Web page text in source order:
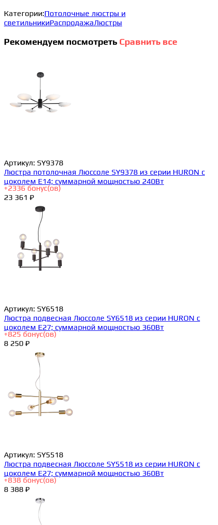
Категории:Потолочные люстры и
светильникиРаспродажаЛюстры
Рекомендуем посмотреть Сравнить все
Артикул: SY9378
Люстра потолочная Люссоле SY9378 из серии HURON с
цоколем E14; суммарной мощностью 240Вт
+2336 бонус(ов)
23 361 ₽
Артикул: SY6518
Люстра подвесная Люссоле SY6518 из серии HURON с
цоколем E27; суммарной мощностью 360Вт
+825 бонус(ов)
8 250 ₽
Артикул: SY5518
Люстра подвесная Люссоле SY5518 из серии HURON с
цоколем E27; суммарной мощностью 360Вт
+838 бонус(ов)
8 388 ₽